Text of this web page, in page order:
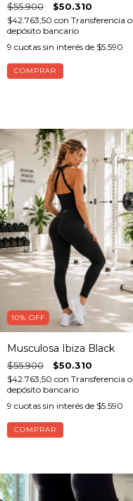
$55.900 $50.310
$42.763,50 con Transferencia o
depósito bancario
9 cuotas sin interés de $5.590
COMPRAR
10% OFF
Musculosa Ibiza Black
$55.900 $50.310
$42.763,50 con Transferencia o
depósito bancario
9 cuotas sin interés de $5.590
COMPRAR